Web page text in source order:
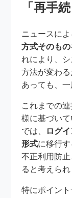
「再手
ニュースに
方式そのも
れにより、
方法が変わ
あっても、
これまでの
様に基づい
では、
ログ
形式に移行
不正利用防
ると考えられ
特にポイン